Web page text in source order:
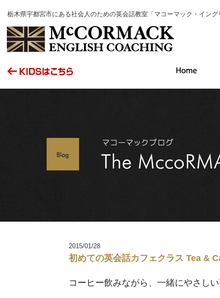
栃木県宇都宮市にある社会人のための英会話教室「マコーマック・イン
2015/01/28
初めての英会話カフェクラス Tea &
コーヒー飲みながら、一緒にやさし